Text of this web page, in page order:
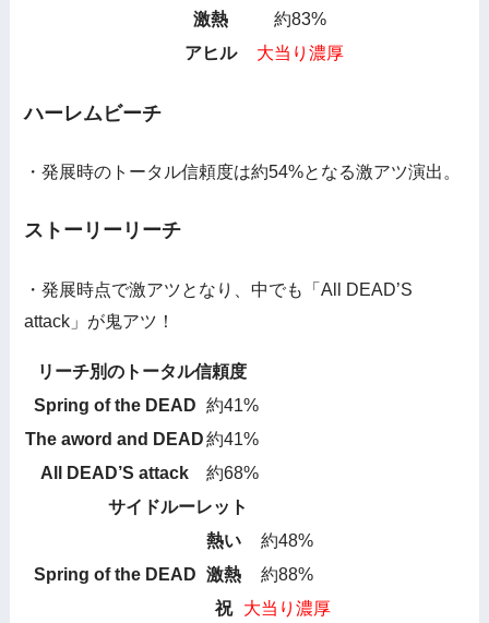
激熱
約83%
アヒル
大当り濃厚
ハーレムビーチ
・発展時のトータル信頼度は約54%となる激アツ演出。
ストーリーリーチ
・発展時点で激アツとなり、中でも「All DEAD’S
attack」が鬼アツ！
リーチ別のトータル信頼度
Spring of the DEAD
約41%
The aword and DEAD約41%
All DEAD’S attack
約68%
サイドルーレット
Spring of the DEAD
熱い
約48%
激熱
約88%
祝
大当り濃厚